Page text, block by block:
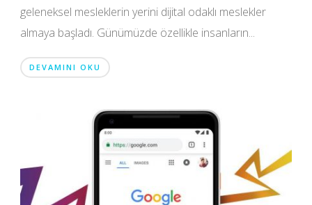
geleneksel mesleklerin yerini dijital odaklı meslekler
almaya başladı. Günümüzde özellikle insanların...
DEVAMINI OKU